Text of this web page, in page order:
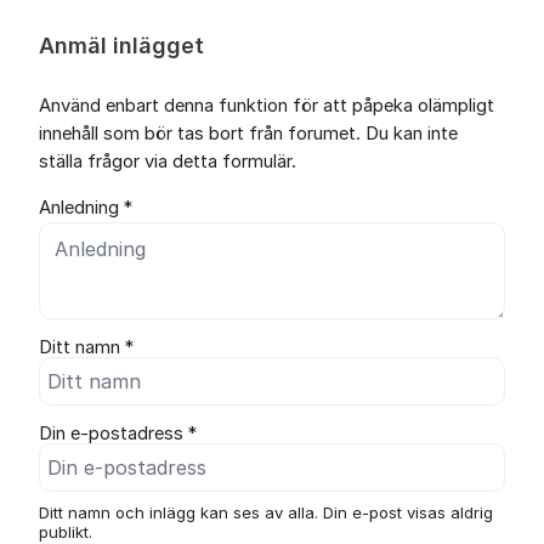
Anmäl inlägget
Använd enbart denna funktion för att påpeka olämpligt
innehåll som bör tas bort från forumet. Du kan inte
ställa frågor via detta formulär.
Anledning *
Ditt namn *
Din e-postadress *
Ditt namn och inlägg kan ses av alla. Din e-post visas aldrig
publikt.